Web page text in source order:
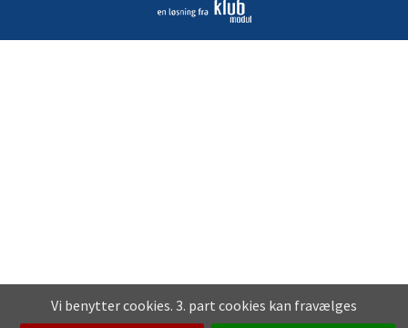
Vi benytter cookies. 3. part cookies kan fravælges